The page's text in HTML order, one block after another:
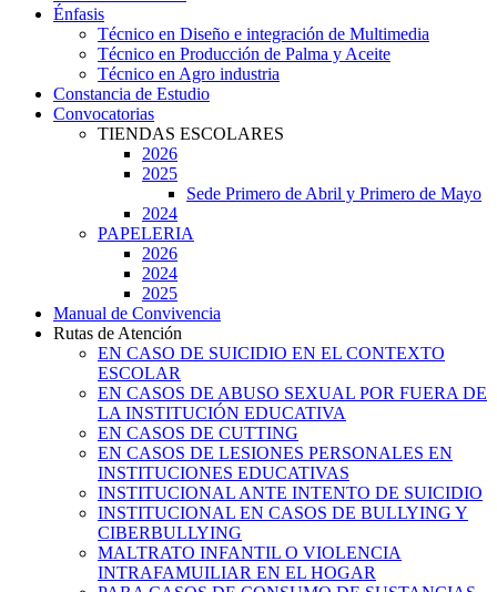
Énfasis
Técnico en Diseño e integración de Multimedia
Técnico en Producción de Palma y Aceite
Técnico en Agro industria
Constancia de Estudio
Convocatorias
TIENDAS ESCOLARES
2026
2025
Sede Primero de Abril y Primero de Mayo
2024
PAPELERIA
2026
2024
2025
Manual de Convivencia
Rutas de Atención
EN CASO DE SUICIDIO EN EL CONTEXTO
ESCOLAR
EN CASOS DE ABUSO SEXUAL POR FUERA DE
LA INSTITUCIÓN EDUCATIVA
EN CASOS DE CUTTING
EN CASOS DE LESIONES PERSONALES EN
INSTITUCIONES EDUCATIVAS
INSTITUCIONAL ANTE INTENTO DE SUICIDIO
INSTITUCIONAL EN CASOS DE BULLYING Y
CIBERBULLYING
MALTRATO INFANTIL O VIOLENCIA
INTRAFAMUILIAR EN EL HOGAR